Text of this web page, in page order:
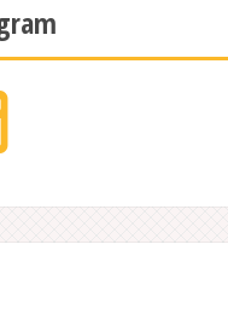
Instagram